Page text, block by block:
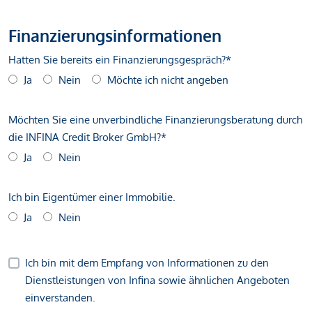
Finanzierungsinformationen
Hatten Sie bereits ein Finanzierungsgespräch?*
Ja
Nein Möchte ich nicht angeben
Möchten Sie eine unverbindliche Finanzierungsberatung durch
die INFINA Credit Broker GmbH?*
Ja
Nein
Ich bin Eigentümer einer Immobilie.
Ja
Nein
Ich bin mit dem Empfang von Informationen zu den
Dienstleistungen von Infina sowie ähnlichen Angeboten
einverstanden.